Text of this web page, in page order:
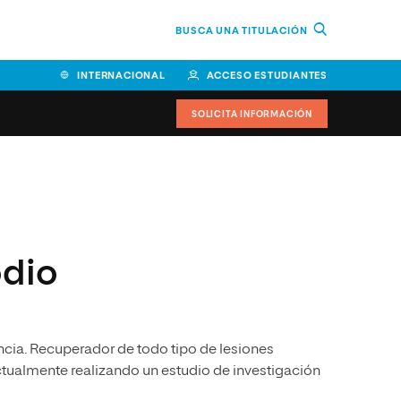
BUSCA UNA TITULACIÓN
INTERNACIONAL ACCESO ESTUDIANTES
Facultad de Ciencias de la
Salud
Escuela Superior de Ingeniería
y Tecnología (ESIT)
SOLICITA INFORMACIÓN
Recuperador de todo tipo de lesiones
realizando un estudio de investigación